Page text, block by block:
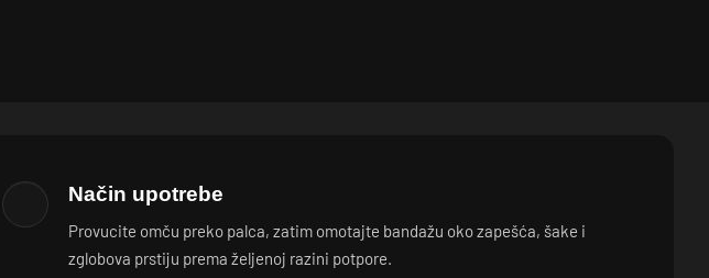
Način upotrebe
Provucite omču preko palca, zatim omotajte bandažu oko zapešća, šake i
zglobova prstiju prema željenoj razini potpore.